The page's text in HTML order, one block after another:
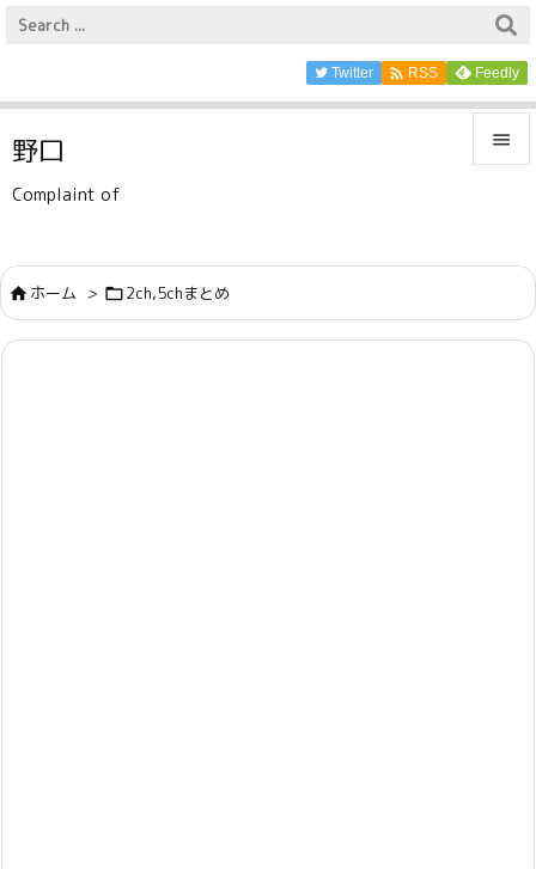

サイド

前へ
Twitter  RSS Feedly
野口
Complaint of
ホーム > 2ch,5chまとめ